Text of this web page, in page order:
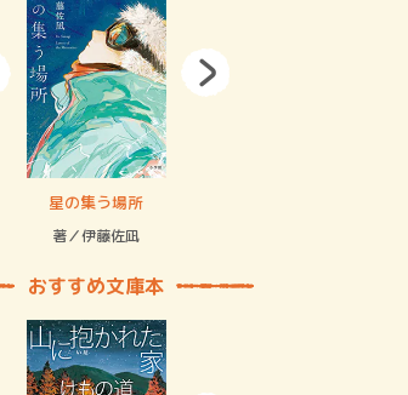
星の集う場所
著／伊藤佐凪
おすすめ文庫本